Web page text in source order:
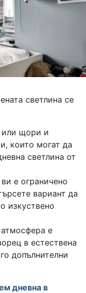
светлина се
или щори и
които могат да
светлина от
е ограничено
вариант да
изкуствено
е
в естествена
допълнителни
дневна в